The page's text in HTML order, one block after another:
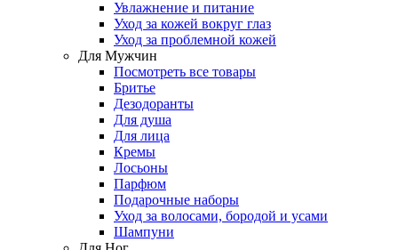
Увлажнение и питание
Уход за кожей вокруг глаз
Уход за проблемной кожей
Для Мужчин
Посмотреть все товары
Бритье
Дезодоранты
Для душа
Для лица
Кремы
Лосьоны
Парфюм
Подарочные наборы
Уход за волосами, бородой и усами
Шампуни